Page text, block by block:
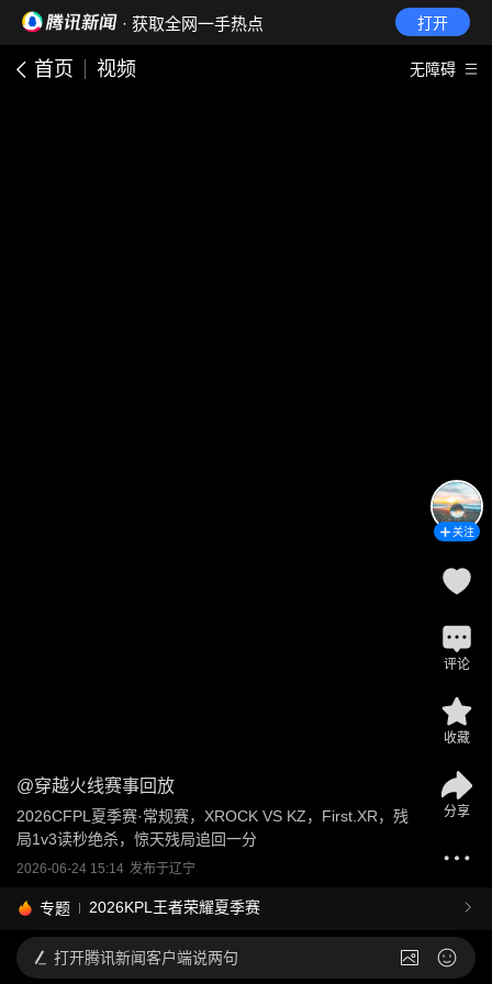
· 获取全网一手热点 打开
首页 视频 无障碍
@穿越火线赛事回放
2026CFPL夏季赛·常规赛，XROCK VS KZ，First.XR，残
局1v3读秒绝杀，惊天残局追回一分
2026-06-24 15:14 发布于辽宁
专题 2026KPL王者荣耀夏季赛
关注
评论
收藏
分享
打开腾讯新闻客户端说两句